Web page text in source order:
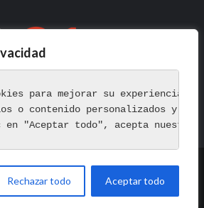
para mejorar su experiencia
o contenido personalizados y
"Aceptar todo", acepta nuestro
Rechazar todo Aceptar todo
los derechos reservados.
por AF themes.